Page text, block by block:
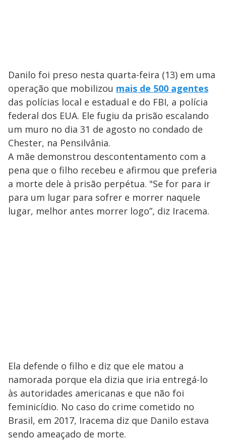
Danilo foi preso nesta quarta-feira (13) em uma
operação que mobilizou mais de 500 agentes
das polícias local e estadual e do FBI, a polícia
federal dos EUA. Ele fugiu da prisão escalando
um muro no dia 31 de agosto no condado de
Chester, na Pensilvânia.
A mãe demonstrou descontentamento com a
pena que o filho recebeu e afirmou que preferia
a morte dele à prisão perpétua. "Se for para ir
para um lugar para sofrer e morrer naquele
lugar, melhor antes morrer logo”, diz Iracema.
Ela defende o filho e diz que ele matou a
namorada porque ela dizia que iria entregá-lo
às autoridades americanas e que não foi
feminicídio. No caso do crime cometido no
Brasil, em 2017, Iracema diz que Danilo estava
sendo ameaçado de morte.